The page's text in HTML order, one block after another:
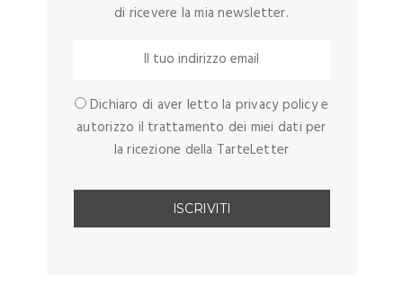
di ricevere la mia newsletter.
Dichiaro di aver letto la privacy policy e
autorizzo il trattamento dei miei dati per
la ricezione della TarteLetter